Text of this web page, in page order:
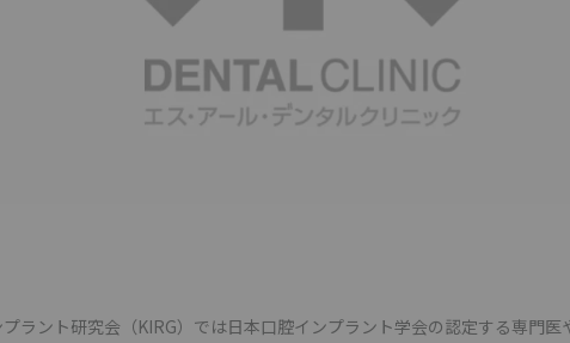
ラント研究会（KIRG）では日本口腔インプラント学会の認定する専門